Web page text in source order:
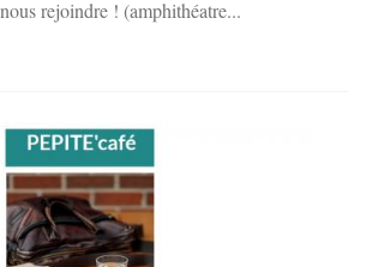
rejoindre ! (amphithéatre...